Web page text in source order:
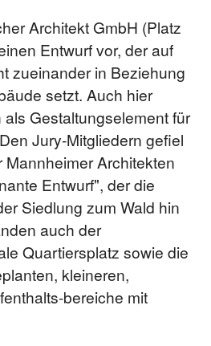
Architekt GmbH (Platz
Entwurf vor, der auf
zueinander in Beziehung
setzt. Auch hier
Gestaltungselement für
Jury-Mitgliedern gefiel
Architekten
Entwurf", der die
Siedlung zum Wald hin
auch der
Quartiersplatz sowie die
kleineren,
bereiche mit